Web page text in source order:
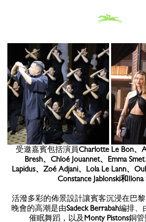
受邀嘉賓包括演員Charlotte Le Bon、
Bresh、Chloé Jouannet、Emma
Lapidus、Zoé Adjani、Lola Le Lann、
Constance Jablonski和Ilona
活潑多彩的佈景設計讓賓客沉浸在巴黎
晚會的高潮是由Sadeck Berrabah編排、
催眠舞蹈，以及 Monty Pistons銅管